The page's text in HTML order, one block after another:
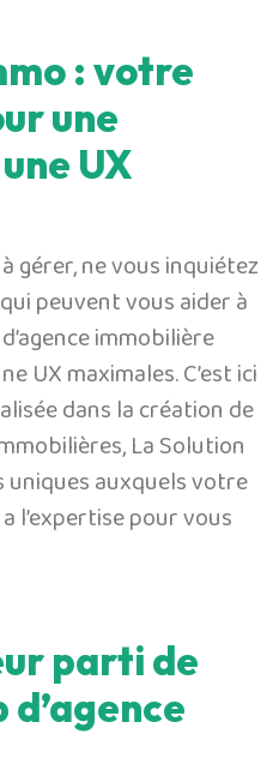
: votre
une
UX
gérer, ne vous inquiétez
peuvent vous aider à
immobilière
UX maximales. C’est ici
dans la création de
La Solution
auxquels votre
pour vous
parti de